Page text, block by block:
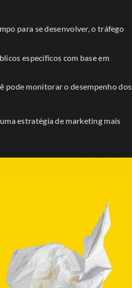
para se desenvolver, o tráfego
específicos com base em
pode monitorar o desempenho dos
estratégia de marketing mais